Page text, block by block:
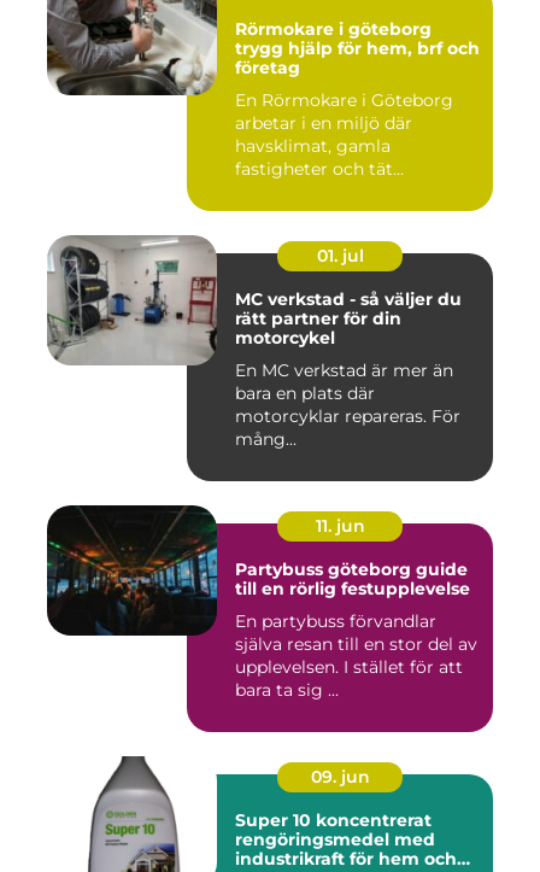
Rörmokare i göteborg
trygg hjälp för hem, brf och
företag
En Rörmokare i Göteborg
arbetar i en miljö där
havsklimat, gamla
fastigheter och tät
01. jul
MC verkstad - så väljer du
rätt partner för din
motorcykel
En MC verkstad är mer än
bara en plats där
motorcyklar repareras. För
mång...
11. jun
Partybuss göteborg guide
till en rörlig festupplevelse
En partybuss förvandlar
själva resan till en stor del av
upplevelsen. I stället för att
bara ta sig ...
09. jun
Super 10 koncentrerat
rengöringsmedel med
industrikraft för hem och